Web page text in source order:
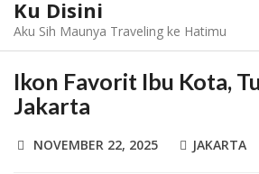
Ku Disini
Aku Sih Maunya Traveling ke Hatimu
Ikon Favorit Ibu Kota,
Jakarta
NOVEMBER 22, 2025 JAKARTA